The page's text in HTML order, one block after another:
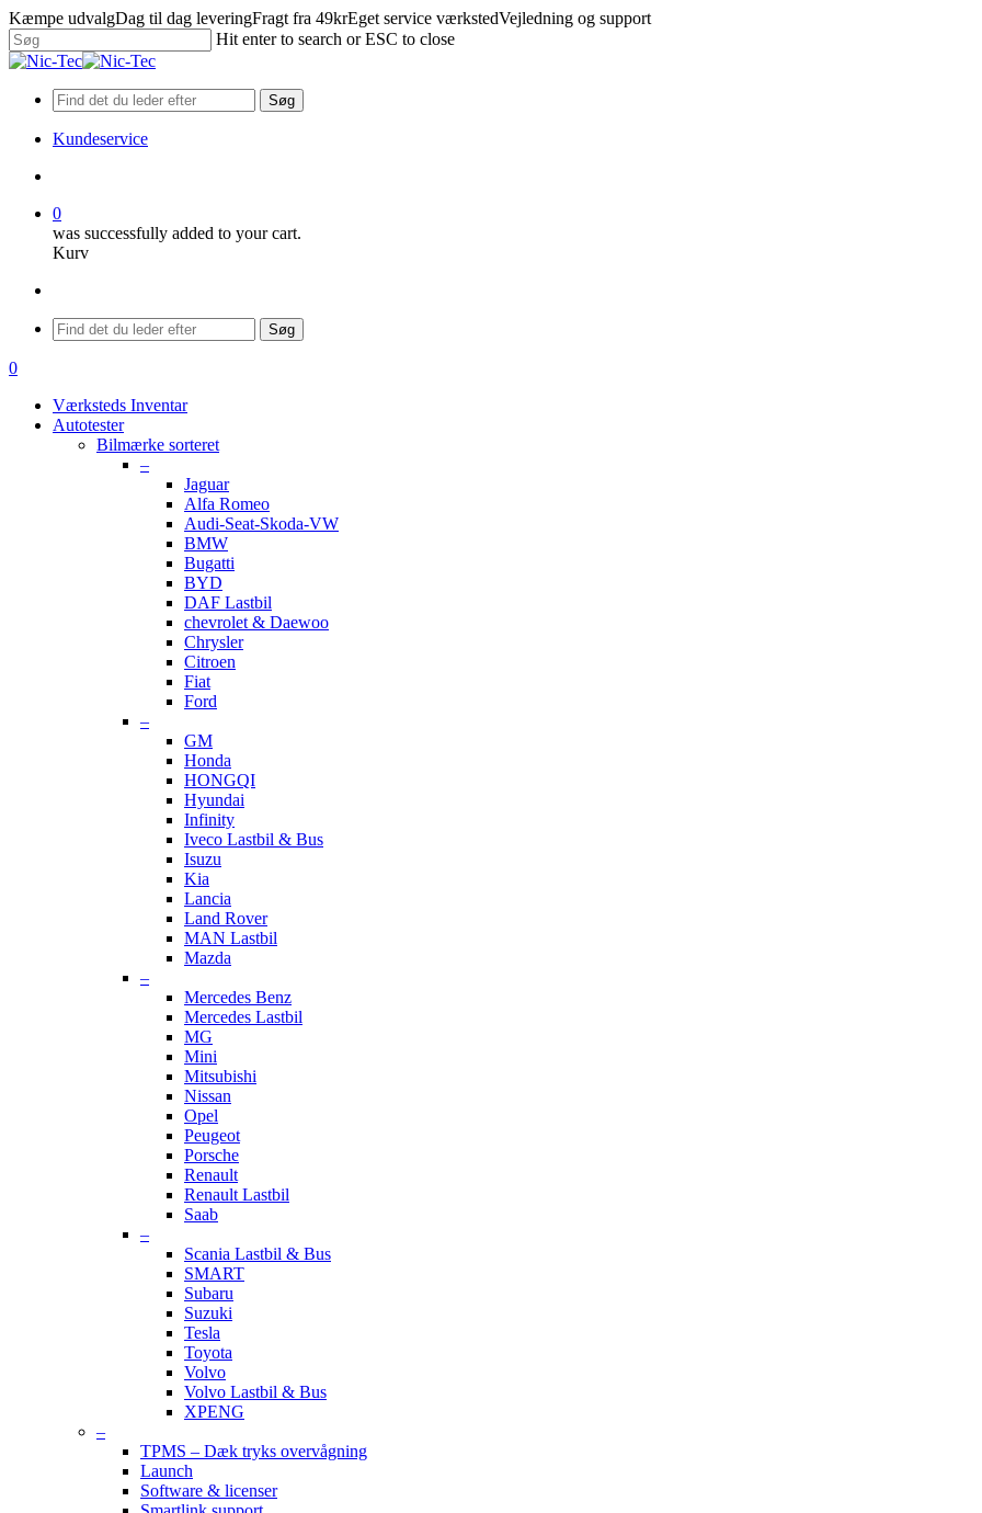
Skip
to
main
Kæmpe udvalgDag til dag leveringFragt fra 49krEget service værkstedVejledning og support
Hit enter to search or ESC to close
Close
Søg
Kundeservice
0
was successfully added to your cart.
Kurv
Menu
Søg
search
0
Værksteds Inventar
Autotester
Bilmærke sorteret
–
Jaguar
Alfa Romeo
Audi-Seat-Skoda-VW
BMW
Bugatti
BYD
DAF Lastbil
chevrolet & Daewoo
Chrysler
Citroen
Fiat
Ford
–
GM
Honda
HONGQI
Hyundai
Infinity
Iveco Lastbil & Bus
Isuzu
Kia
Lancia
Land Rover
MAN Lastbil
Mazda
–
Mercedes Benz
Mercedes Lastbil
MG
Mini
Mitsubishi
Nissan
Opel
Peugeot
Porsche
Renault
Renault Lastbil
Saab
–
Scania Lastbil & Bus
SMART
Subaru
Suzuki
Tesla
Toyota
Volvo
Volvo Lastbil & Bus
XPENG
–
TPMS – Dæk tryks overvågning
Launch
Software & licenser